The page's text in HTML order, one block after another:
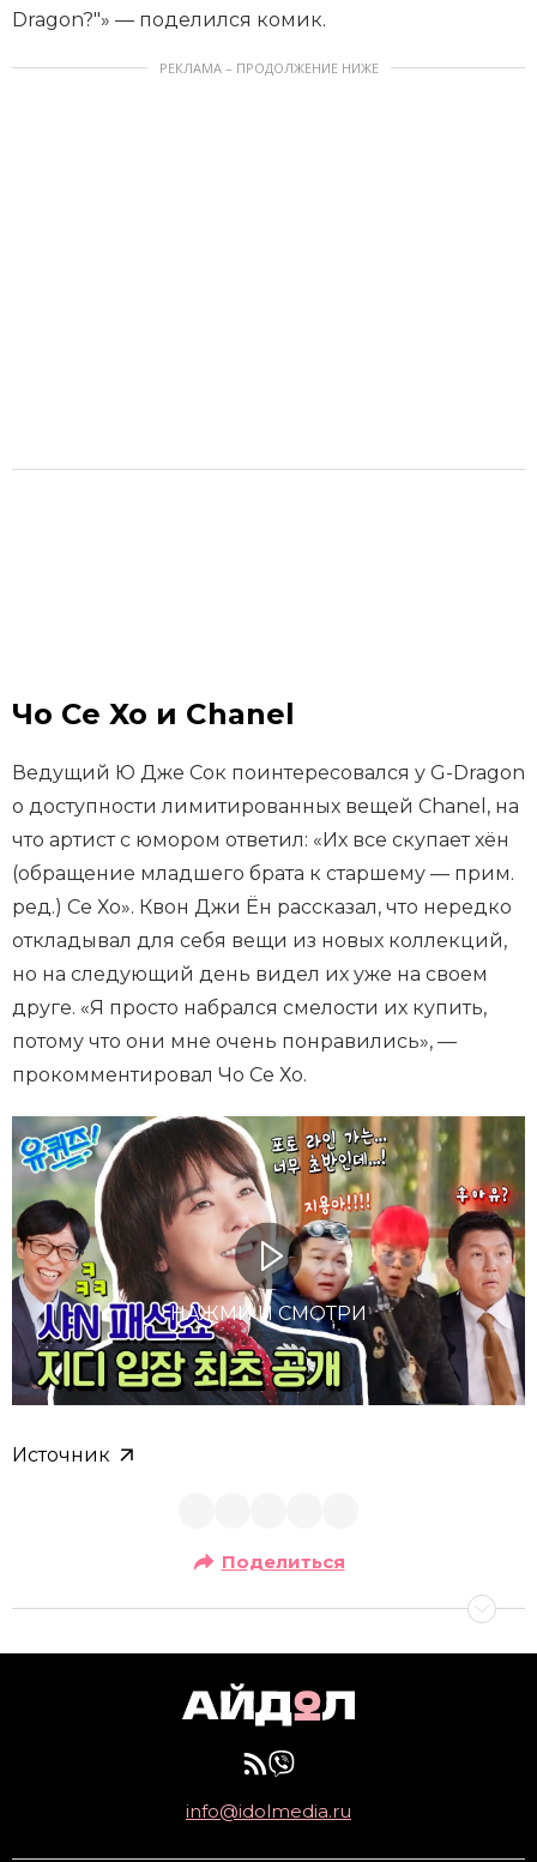
Dragon?"» — поделился комик.
РЕКЛАМА – ПРОДОЛЖЕНИЕ НИЖЕ
Чо Се Хо и Chanel
Ведущий Ю Дже Сок поинтересовался у G-Dragon
о доступности лимитированных вещей Chanel, на
что артист с юмором ответил: «Их все скупает хён
(обращение младшего брата к старшему — прим.
ред.) Се Хо». Квон Джи Ён рассказал, что нередко
откладывал для себя вещи из новых коллекций,
но на следующий день видел их уже на своем
друге. «Я просто набрался смелости их купить,
потому что они мне очень понравились», —
прокомментировал Чо Се Хо.
НАЖМИ И СМОТРИ
Источник
Поделиться
info@idolmedia.ru